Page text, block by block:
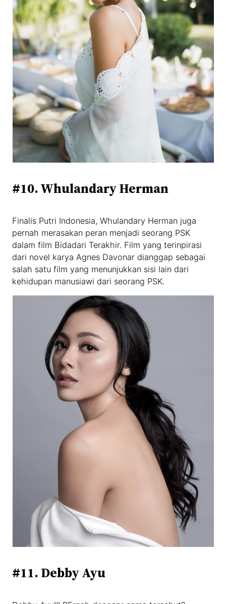
#10. Whulandary Herman
Finalis Putri Indonesia, Whulandary Herman juga
pernah merasakan peran menjadi seorang PSK
dalam film Bidadari Terakhir. Film yang terinpirasi
dari novel karya Agnes Davonar dianggap sebagai
salah satu film yang menunjukkan sisi lain dari
kehidupan manusiawi dari seorang PSK.
#11. Debby Ayu